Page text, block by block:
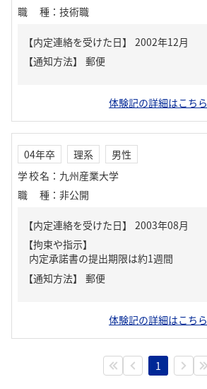
職種 ： 技術職
【内定連絡を受けた日】
2002年12月
【通知方法】
郵便
体験記の詳細はこちら
04年卒 理系
男性
学校名 ： 九州産業大学
職種 ： 非公開
【内定連絡を受けた日】
2003年08月
【拘束や指示】
内定承諾書の提出期限は約1週間
【通知方法】
郵便
体験記の詳細はこちら
1